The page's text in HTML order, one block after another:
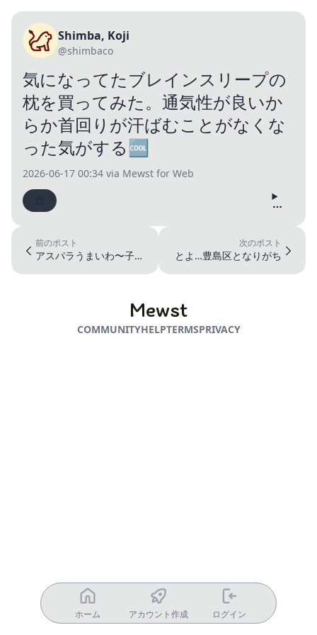
Shimba, Koji
@shimbaco
気になってたブレインスリープの
枕を買ってみた。通気性が良いか
らか首回りが汗ばむことがなくな
った気がする🆒
2026-06-17 00:34 via Mewst for Web
前のポスト
アスパラうまいわ〜子供
次のポスト
とよ…豊島区となりがち
Mewst
COMMUNITYHELPTERMSPRIVACY
ホーム アカウント作成 ログイン